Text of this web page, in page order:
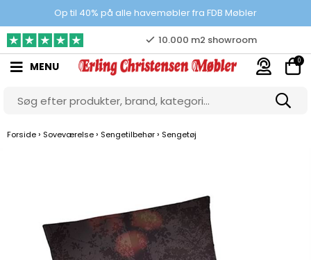
Op til 40% på alle havemøbler fra FDB Møbler
Prisgaranti
10.000 m2 showroom
Gratis & gode parkeringsforhold
MENU 0
Forside › Soveværelse › Sengetilbehør › Sengetøj